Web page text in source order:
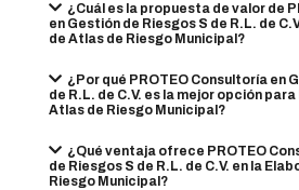
¿Cuál es la propuesta de valor de
en Gestión de Riesgos S de R.L. de
de Atlas de Riesgo Municipal?
¿Por qué PROTEO Consultoría en
de R.L. de C.V. es la mejor opción
Atlas de Riesgo Municipal?
¿Qué ventaja ofrece PROTEO
de Riesgos S de R.L. de C.V. en la
Riesgo Municipal?